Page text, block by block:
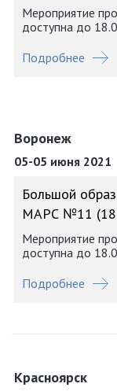
Мероприятие
доступна до
Подробнее
Воронеж
05-05 июня 2021
Большой
МАРС №11
Мероприятие
доступна до
Подробнее
Красноярск